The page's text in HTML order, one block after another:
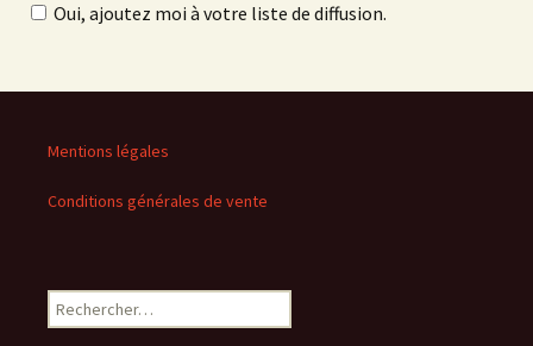
Oui, ajoutez moi à votre liste de diffusion.
Mentions légales
Conditions générales de vente
Rechercher :